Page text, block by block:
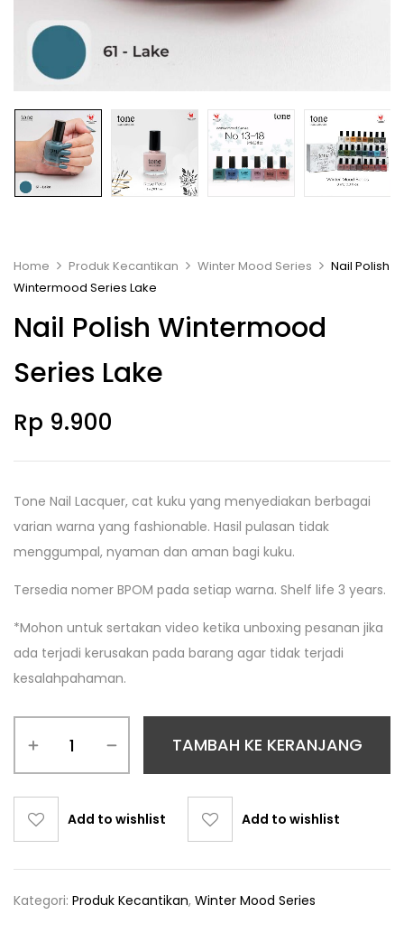
Home Produk Kecantikan Winter Mood Series
Nail Polish
Wintermood Series Lake
Nail Polish Wintermood
Series Lake
Rp 9.900
Tone Nail Lacquer, cat kuku yang menyediakan berbagai
varian warna yang fashionable. Hasil pulasan tidak
menggumpal, nyaman dan aman bagi kuku.
Tersedia nomer BPOM pada setiap warna. Shelf life 3 years.
*Mohon untuk sertakan video ketika unboxing pesanan jika
ada terjadi kerusakan pada barang agar tidak terjadi
kesalahpahaman.
TAMBAH KE KERANJANG
Add to wishlist Add to wishlist
Kategori: Produk Kecantikan, Winter Mood Series